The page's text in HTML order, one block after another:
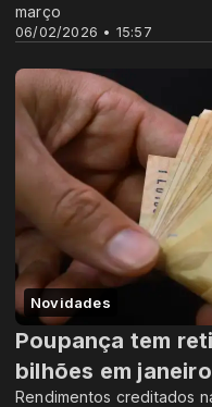
06/02/2026 • 15:57
março
Novidades
Poupança tem
bilhões em janeiro
Rendimentos creditados